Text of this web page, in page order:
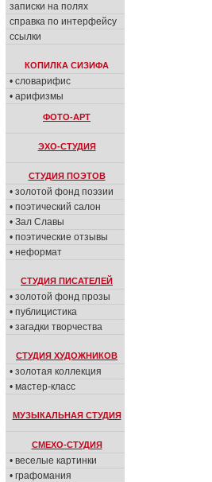
записки на полях
справка по интерфейсу
ссылки
КОПИЛКА СИЗИФА
• словарифис
• арифизмы
ФОТО-АРТ
ЭХО-СТУДИЯ
СТУДИЯ ПОЭТОВ
• золотой фонд поэзии
• поэтический салон
• Зал Славы
• поэтические отзывы
• неформат
СТУДИЯ ПИСАТЕЛЕЙ
• золотой фонд прозы
• публицистика
• загадки творчества
СТУДИЯ ХУДОЖНИКОВ
• золотая коллекция
• мастер-класс
МУЗЫКАЛЬНАЯ СТУДИЯ
СМЕХО-СТУДИЯ
• веселые картинки
• графомания